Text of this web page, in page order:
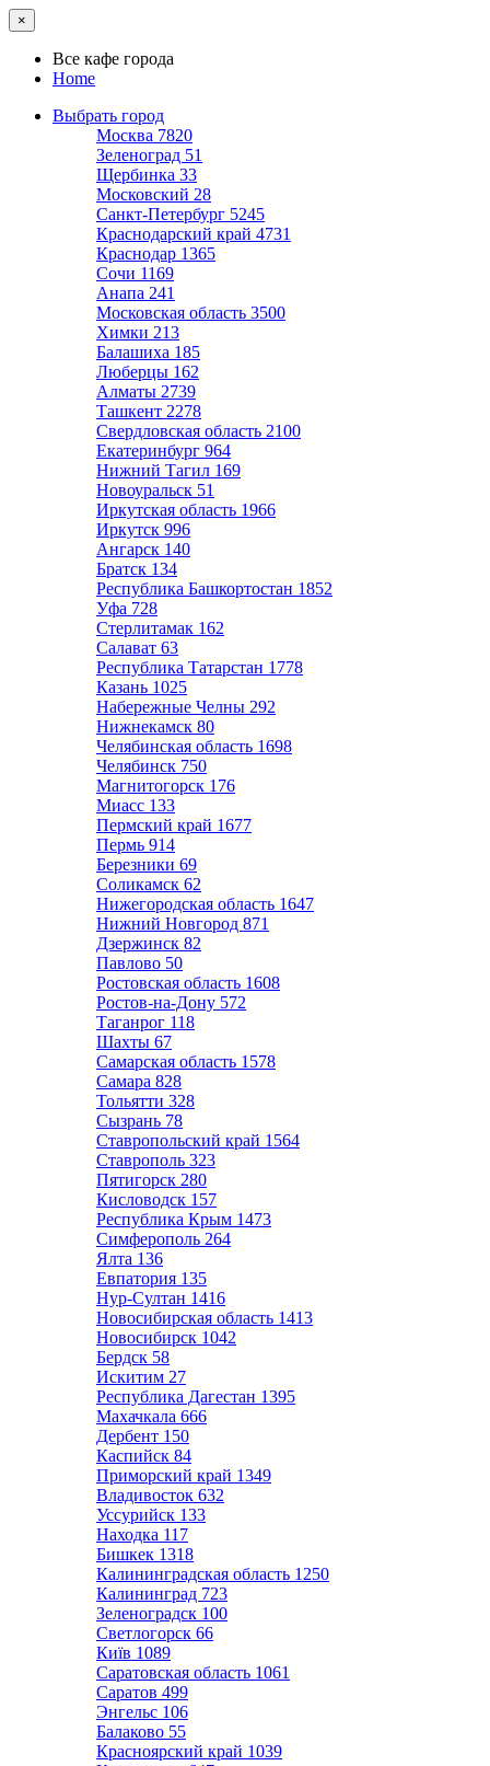
×
Все кафе города
Home
Выбрать город
Москва 7820
Зеленоград 51
Щербинка 33
Московский 28
Санкт-Петербург 5245
Краснодарский край 4731
Краснодар 1365
Сочи 1169
Анапа 241
Московская область 3500
Химки 213
Балашиха 185
Люберцы 162
Алматы 2739
Ташкент 2278
Свердловская область 2100
Екатеринбург 964
Нижний Тагил 169
Новоуральск 51
Иркутская область 1966
Иркутск 996
Ангарск 140
Братск 134
Республика Башкортостан 1852
Уфа 728
Стерлитамак 162
Салават 63
Республика Татарстан 1778
Казань 1025
Набережные Челны 292
Нижнекамск 80
Челябинская область 1698
Челябинск 750
Магнитогорск 176
Миасс 133
Пермский край 1677
Пермь 914
Березники 69
Соликамск 62
Нижегородская область 1647
Нижний Новгород 871
Дзержинск 82
Павлово 50
Ростовская область 1608
Ростов-на-Дону 572
Таганрог 118
Шахты 67
Самарская область 1578
Самара 828
Тольятти 328
Сызрань 78
Ставропольский край 1564
Ставрополь 323
Пятигорск 280
Кисловодск 157
Республика Крым 1473
Симферополь 264
Ялта 136
Евпатория 135
Нур-Султан 1416
Новосибирская область 1413
Новосибирск 1042
Бердск 58
Искитим 27
Республика Дагестан 1395
Махачкала 666
Дербент 150
Каспийск 84
Приморский край 1349
Владивосток 632
Уссурийск 133
Находка 117
Бишкек 1318
Калининградская область 1250
Калининград 723
Зеленоградск 100
Светлогорск 66
Київ 1089
Саратовская область 1061
Саратов 499
Энгельс 106
Балаково 55
Красноярский край 1039